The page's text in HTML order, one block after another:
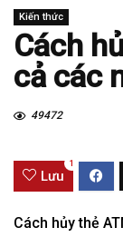
Kiến thức
Cách
cả các
49472
Lưu
1
Cách hủy thẻ